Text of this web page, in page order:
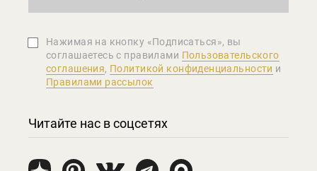
Нажимая на кнопку «Подписаться», вы
соглашаетеcь с правилами Пользовательского
соглашения, Политикой конфиденциальности и
Правилами рассылок
Читайте нас в соцсетях